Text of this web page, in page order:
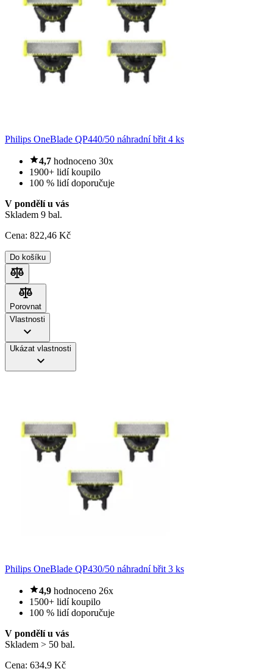
Philips OneBlade QP440/50 náhradní břit 4 ks
4,7 hodnoceno 30x
1900+ lidí koupilo
100 % lidí doporučuje
V pondělí u vás
Skladem 9 bal.
Cena: 822,46 Kč
Do košíku
Porovnat
Porovnat
Vlastnosti
Ukázat vlastnosti
Philips OneBlade QP430/50 náhradní břit 3 ks
4,9 hodnoceno 26x
1500+ lidí koupilo
100 % lidí doporučuje
V pondělí u vás
Skladem > 50 bal.
Cena: 634,9 Kč